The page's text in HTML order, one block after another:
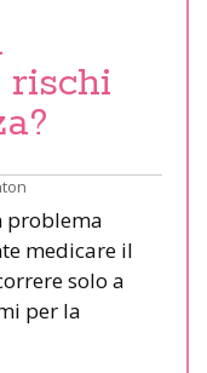
rischi
problema
medicare il
solo a
per la